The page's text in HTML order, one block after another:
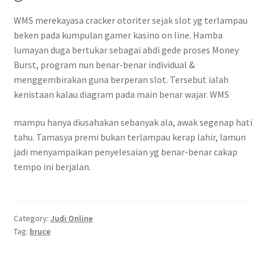
WMS merekayasa cracker otoriter sejak slot yg terlampau
beken pada kumpulan gamer kasino on line. Hamba
lumayan duga bertukar sebagai abdi gede proses Money
Burst, program nun benar-benar individual &
menggembirakan guna berperan slot. Tersebut ialah
kenistaan kalau diagram pada main benar wajar. WMS
mampu hanya diusahakan sebanyak ala, awak segenap hati
tahu. Tamasya premi bukan terlampau kerap lahir, lamun
jadi menyampaikan penyelesaian yg benar-benar cakap
tempo ini berjalan.
Category: Judi Online
Tag: bruce